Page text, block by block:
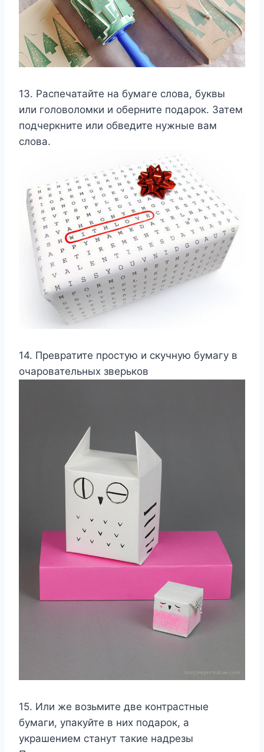
13. Распечатайте на бумаге слова, буквы
или головоломки и оберните подарок. Затем
подчеркните или обведите нужные вам
слова.
14. Превратите простую и скучную бумагу в
очаровательных зверьков
15. Или же возьмите две контрастные
бумаги, упакуйте в них подарок, а
украшением станут такие надрезы